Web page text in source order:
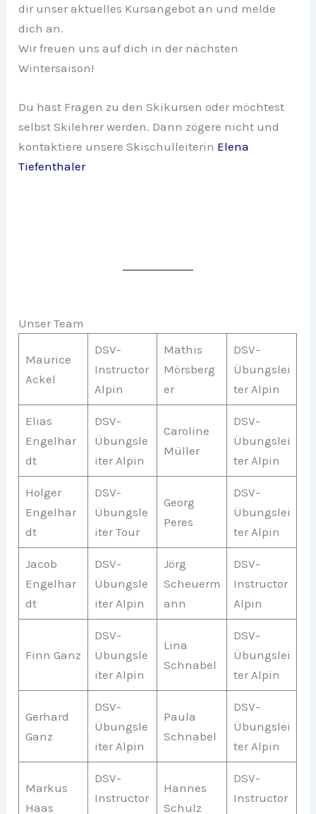
dir unser aktuelles Kursangebot an und melde
dich an.
Wir freuen uns auf dich in der nächsten
Wintersaison!
Du hast Fragen zu den Skikursen oder möchtest
selbst Skilehrer werden. Dann zögere nicht und
kontaktiere unsere Skischulleiterin Elena
Tiefenthaler
Unser Team
Maurice
Ackel
DSV-
Instructor
Alpin
Mathis
Mörsberg
er
DSV-
Übungslei
ter Alpin
Elias
Engelhar
dt
DSV-
Übungsle
iter Alpin
Caroline
Müller
DSV-
Übungslei
ter Alpin
Holger
Engelhar
dt
DSV-
Übungsle
iter Tour
Georg
Peres
DSV-
Übungslei
ter Alpin
Jacob
Engelhar
dt
DSV-
Übungsle
iter Alpin
Jörg
Scheuerm
ann
DSV-
Instructor
Alpin
Finn Ganz
DSV-
Übungsle
iter Alpin
Lina
Schnabel
DSV-
Übungslei
ter Alpin
Gerhard
Ganz
DSV-
Übungsle
iter Alpin
Paula
Schnabel
DSV-
Übungslei
ter Alpin
Markus
Haas
DSV-
Instructor
Hannes
Schulz
DSV-
Instructor